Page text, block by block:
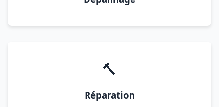
🔨
Réparation